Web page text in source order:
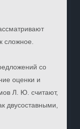
сложное.
со
оценки и
Л. Ю. считают,
двусоставными,